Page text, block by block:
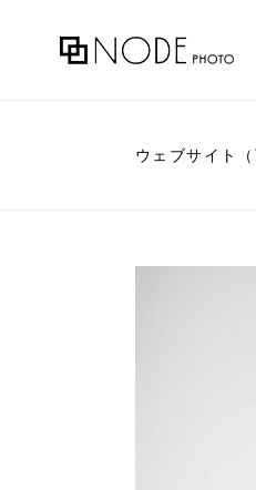
ウェブサイト